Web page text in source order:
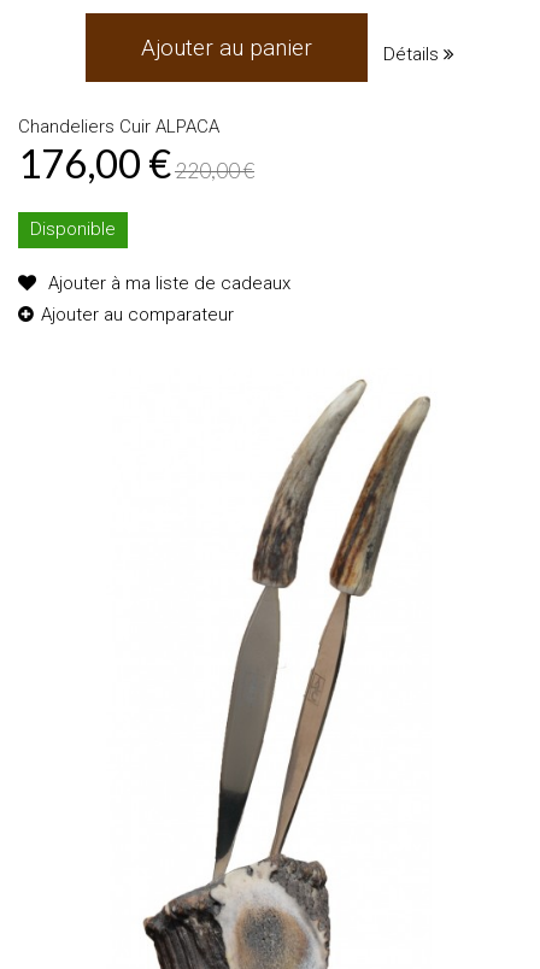
Ajouter au panier Détails
Chandeliers Cuir ALPACA
176,00 €220,00 €
Disponible
Ajouter à ma liste de cadeaux
Ajouter au comparateur